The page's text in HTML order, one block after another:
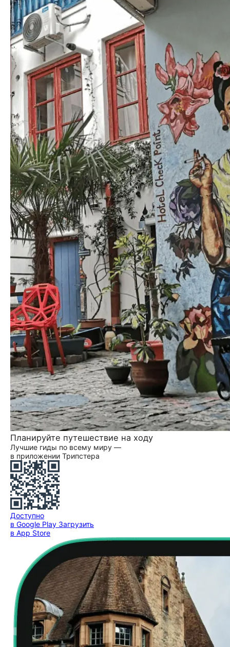
Планируйте путешествие на ходу
Лучшие гиды по всему миру —
в приложении Трипстера
Доступно
в Google Play Загрузить
в App Store